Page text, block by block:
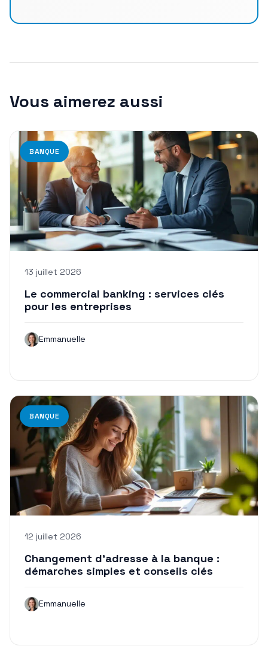
Vous aimerez aussi
BANQUE
13 juillet 2026
Le commercial banking : services clés
pour les entreprises
Emmanuelle
BANQUE
12 juillet 2026
Changement d’adresse à la banque :
démarches simples et conseils clés
Emmanuelle